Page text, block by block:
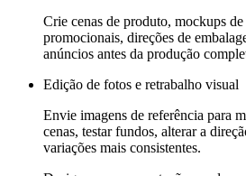
Crie cenas de produto, mockups
promocionais, direções de
anúncios antes da produção
Edição de fotos e retrabalho visual
Envie imagens de referência para
cenas, testar fundos, alterar a
variações mais consistentes.